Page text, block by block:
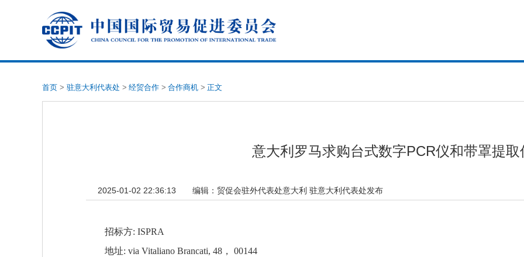
首页 > 驻意大利代表处 > 经贸合作 > 合作商机 > 正文
意大利罗马求购台式数字PCR仪和带罩提取
2025-01-02 22:36:13 编辑： 贸促会驻外代表处意大利 驻意大利代表处发布
招标方: ISPRA
地址: via Vitaliano Brancati, 48， 00144